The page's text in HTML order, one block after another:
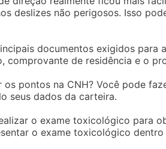
deslizes não perigosos. Isso
documentos exigidos para
comprovante de residência e o
os pontos na CNH? Você pode
seus dados da carteira.
o exame toxicológico para
o exame toxicológico